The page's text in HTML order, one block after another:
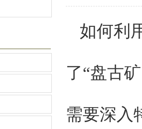
如何利
了“盘古
需要深入